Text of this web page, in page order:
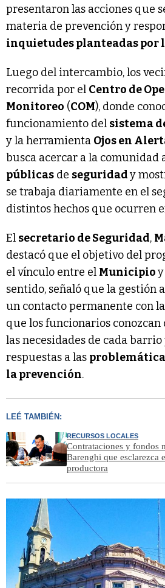
presentaron las acciones que
materia de prevención y
inquietudes planteadas por
Luego del intercambio, los
recorrida por el Centro de
Monitoreo (COM), donde
funcionamiento del sistema
y la herramienta Ojos en
busca acercar a la comunidad
públicas de seguridady
se trabaja diariamente en el
distintos hechos que ocurren
El secretario de Seguridad,
destacó que el objetivo del
el vínculo entre el Municipio
sentido, señaló que la gestión
un contacto permanente con la
que los funcionarios
las necesidades de cada
respuestas a las
la prevención.
LEÉ TAMBIÉN:
RECURSOS LOCALES
Contrataciones y fondos
Barenghi que esclarezca
productora